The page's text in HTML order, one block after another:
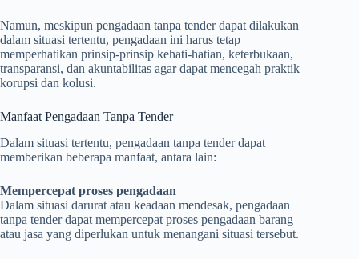
Namun, meskipun pengadaan tanpa tender dapat dilakukan
dalam situasi tertentu, pengadaan ini harus tetap
memperhatikan prinsip-prinsip kehati-hatian, keterbukaan,
transparansi, dan akuntabilitas agar dapat mencegah praktik
korupsi dan kolusi.
Manfaat Pengadaan Tanpa Tender
Dalam situasi tertentu, pengadaan tanpa tender dapat
memberikan beberapa manfaat, antara lain:
Mempercepat proses pengadaan
Dalam situasi darurat atau keadaan mendesak, pengadaan
tanpa tender dapat mempercepat proses pengadaan barang
atau jasa yang diperlukan untuk menangani situasi tersebut.